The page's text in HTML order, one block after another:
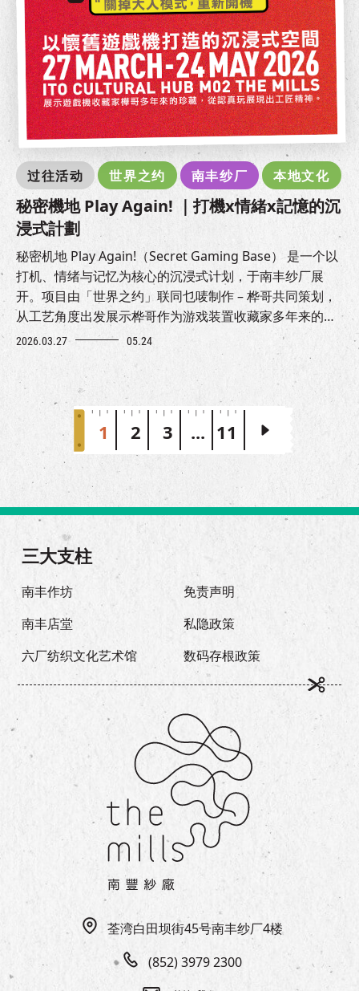
过往活动 世界之约 南丰纱厂 本地文化
秘密機地 Play Again! ｜打機x情緒x記憶的沉
浸式計劃
秘密机地 Play Again!（Secret Gaming Base） 是一个以
打机、情绪与记忆为核心的沉浸式计划，于南丰纱厂展
开。项目由「世界之约」联同乜唛制作 – 桦哥共同策划，
从工艺角度出发展示桦哥作为游戏装置收藏家多年来的珍
贵收藏
2026.03.27 05.24
1 2 3 ... 11
荃湾白田坝街45号南丰纱厂4楼
(852) 3979 2300
三大支柱
南丰作坊
南丰店堂
六厂纺织文化艺术馆
免责声明
私隐政策
数码存根政策